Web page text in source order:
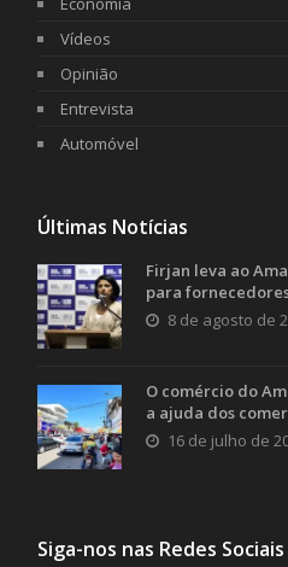
Vídeos
Opinião
Entrevista
Automóvel
Últimas Notícias
Firjan leva ao
para
8 de agosto de
O comércio do
a ajuda dos
16 de julho de
Siga-nos nas Redes Sociais